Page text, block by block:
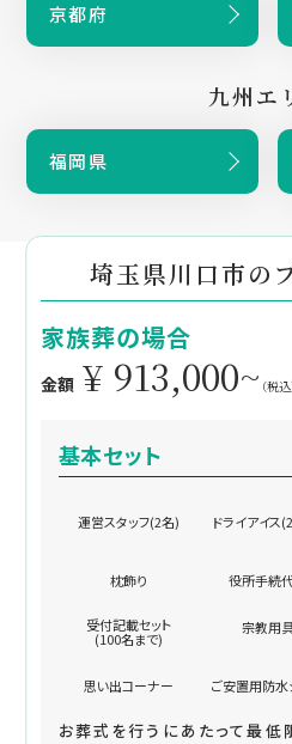
京都府
九州エ
福岡県
埼玉県川口市の
家族葬の場合
金額 ¥ 913,000~ （税込
基本セット
運営スタッフ(2名) ドライアイス
枕飾り 役所手続
受付記載セット
(100名まで)
宗教用
思い出コーナー ご安置用防水
お葬式を行うにあたって最